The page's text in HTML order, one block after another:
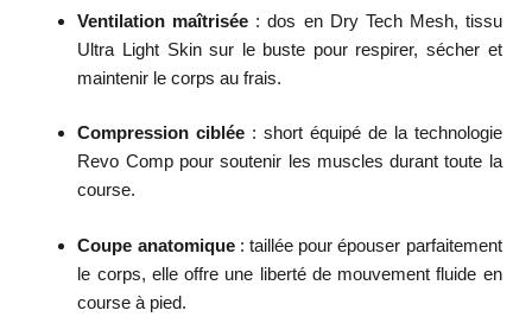
Ventilation maîtrisée : dos en Dry Tech Mesh, tissu
Ultra Light Skin sur le buste pour respirer, sécher et
maintenir le corps au frais.
Compression ciblée : short équipé de la technologie
Revo Comp pour soutenir les muscles durant toute la
course.
Coupe anatomique: taillée pour épouser parfaitement
le corps, elle offre une liberté de mouvement fluide en
course à pied.